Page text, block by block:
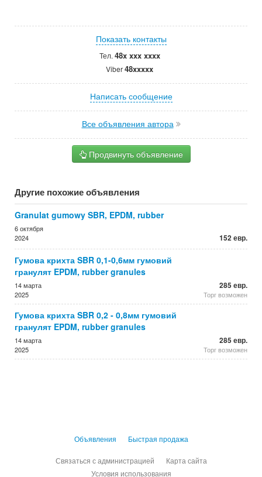
Показать контакты
Тел. 48x xxx xxxx
Viber48xxxxx
Написать сообщение
Все объявления автора
Продвинуть объявление
Другие похожие объявления
Granulat gumowy SBR, EPDM, rubber
6 октября
2024
152 евр.
Гумова крихта SBR 0,1-0,6мм гумовий
гранулят EPDM, rubber granules
14 марта
2025
285 евр.
Торг возможен
Гумова крихта SBR 0,2 - 0,8мм гумовий
гранулят EPDM, rubber granules
14 марта
2025
285 евр.
Торг возможен
Объявления Быстрая продажа
Связаться с администрацией
Карта сайта
Условия использования